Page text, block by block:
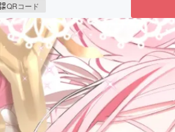
QRコード